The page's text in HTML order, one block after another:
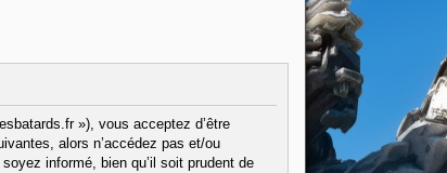
»), vous acceptez d’être
alors n’accédez pas et/ou
informé, bien qu’il soit prudent de